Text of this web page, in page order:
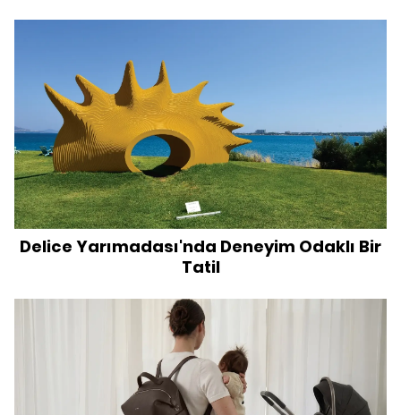
Delice Yarımadası'nda Deneyim Odaklı Bir
Tatil